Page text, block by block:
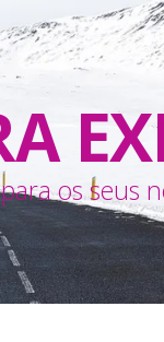
os seus